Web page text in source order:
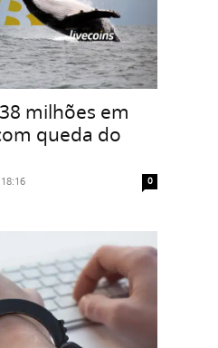
milhões em
queda do
0